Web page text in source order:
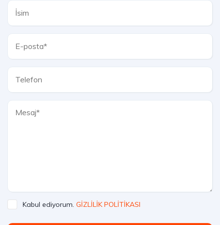
Kabul ediyorum. GİZLİLİK POLİTİKASI